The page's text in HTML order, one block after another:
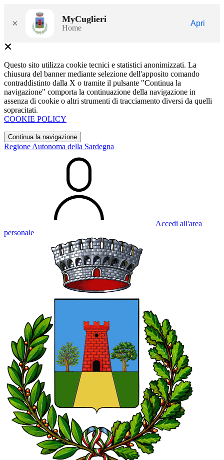
× MyCuglieri
Home
Apri
Questo sito utilizza cookie tecnici e statistici anonimizzati. La
chiusura del banner mediante selezione dell'apposito comando
contraddistinto dalla X o tramite il pulsante "Continua la
navigazione" comporta la continuazione della navigazione in
assenza di cookie o altri strumenti di tracciamento diversi da quelli
sopracitati.
COOKIE POLICY
Continua la navigazione
Regione Autonoma della Sardegna
Accedi all'area
personale